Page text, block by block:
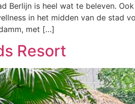
Berlijn is heel wat te beleven.
in het midden van de stad
met […]
Resort